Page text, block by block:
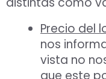
Precio del
nos
vista no